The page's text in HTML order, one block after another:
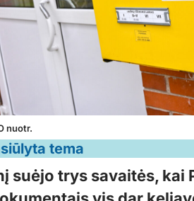
nuotr.
tema
suėjo trys savaitės, kai